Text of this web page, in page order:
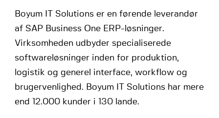
Boyum IT Solutions er en førende leverandør
af SAP Business One ERP-løsninger.
Virksomheden udbyder specialiserede
softwareløsninger inden for produktion,
logistik og generel interface, workflow og
brugervenlighed. Boyum IT Solutions har mere
end 12.000 kunder i 130 lande.